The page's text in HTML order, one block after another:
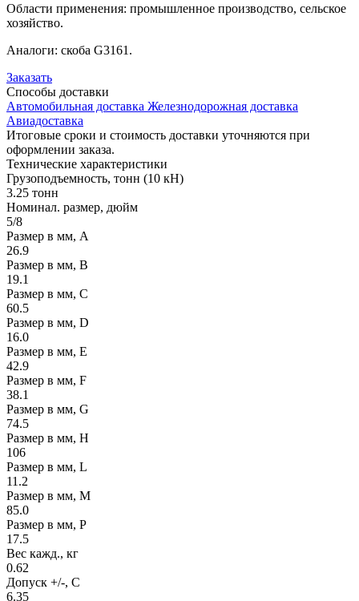
Области применения: промышленное производство, сельское
хозяйство.
Аналоги: скоба G3161.
Заказать
Способы доставки
Автомобильная доставка Железнодорожная доставка
Авиадоставка
Итоговые сроки и стоимость доставки уточняются при
оформлении заказа.
Технические характеристики
Грузоподъемность, тонн (10 кН)
3.25 тонн
Номинал. размер, дюйм
5/8
Размер в мм, А
26.9
Размер в мм, В
19.1
Размер в мм, С
60.5
Размер в мм, D
16.0
Размер в мм, E
42.9
Размер в мм, F
38.1
Размер в мм, G
74.5
Размер в мм, H
106
Размер в мм, L
11.2
Размер в мм, M
85.0
Размер в мм, P
17.5
Вес кажд., кг
0.62
Допуск +/-, C
6.35